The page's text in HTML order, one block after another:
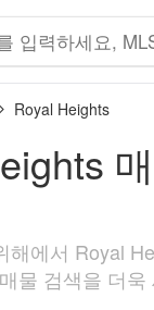
Royal Heights
해에서 Royal
물 검색을 더